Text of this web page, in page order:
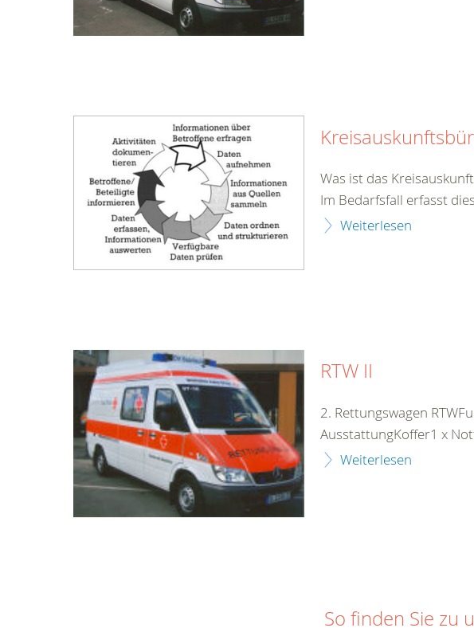
Was ist das
Im Bedarfsfall erfasst
Weiterlesen
RTW II
2. Rettungswagen
AusstattungKoffer1 x
Weiterlesen
So finden Sie zu